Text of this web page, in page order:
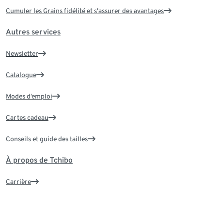
Cumuler les Grains fidélité et s'assurer des avantages
Autres services
Newsletter
Catalogue
Modes d’emploi
Cartes cadeau
Conseils et guide des tailles
À propos de Tchibo
Carrière